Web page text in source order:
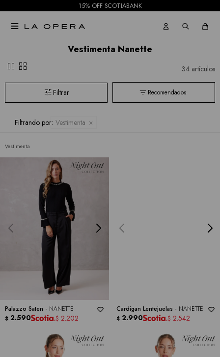
15% OFF SCOTIABANK

Vestimenta Nanette
pause grid_view 34 artículos
Recomendados
Filtrando por: Vestimenta
Vestimenta
Palazzo Saten - NANETTE
$ 2.590 $ 2.202
Cardigan Lentejuelas - NANETTE
$ 2.990 $ 2.542